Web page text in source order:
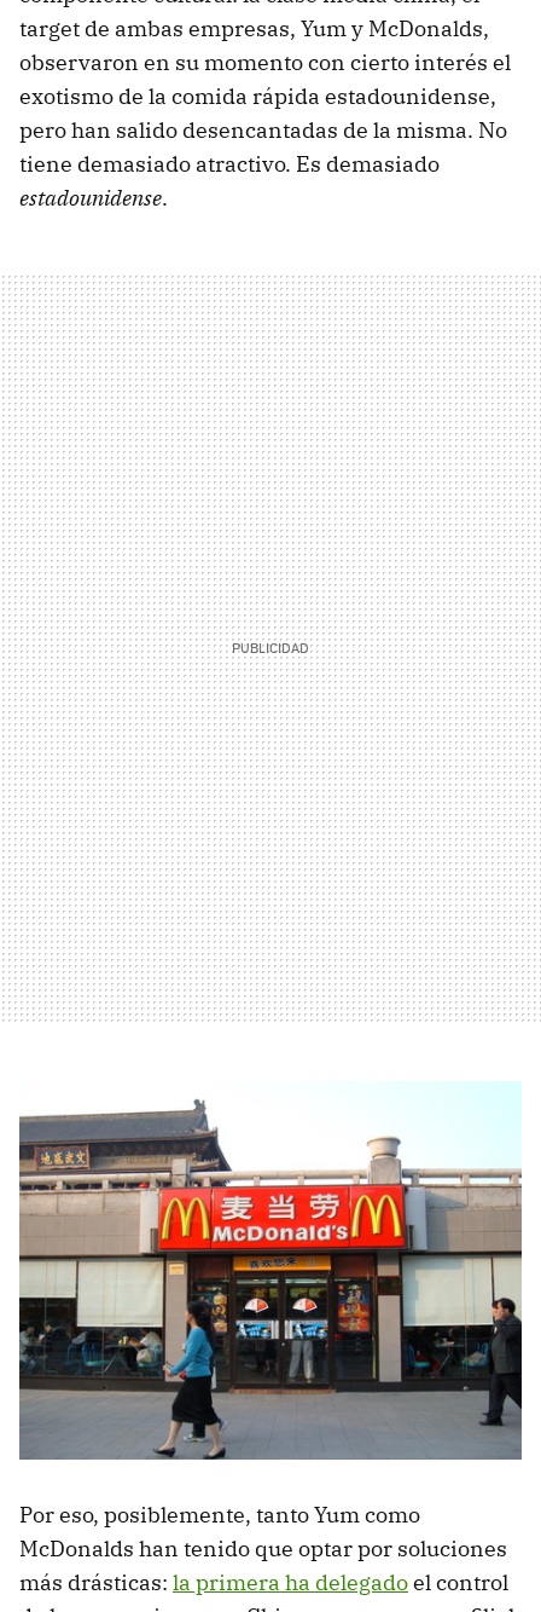
target de ambas empresas, Yum y McDonalds,
observaron en su momento con cierto interés el
exotismo de la comida rápida estadounidense,
pero han salido desencantadas de la misma. No
tiene demasiado atractivo. Es demasiado
estadounidense.
Por eso, posiblemente, tanto Yum como
McDonalds han tenido que optar por soluciones
más drásticas: la primera ha delegadoel control